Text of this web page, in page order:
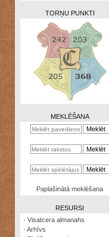
Zināšanu
kalkulators
Nomētātās
TORŅU PUNKTI
MEKLĒŠANA
Paplašinātā meklēšana
RESURSI
·Visatcera almanahs
·Arhīvs